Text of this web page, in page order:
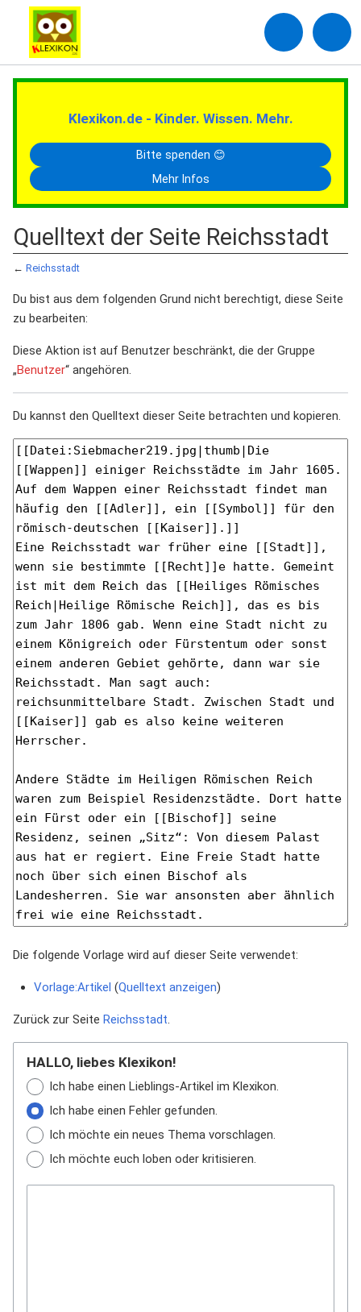
Klexikon.de - Kinder. Wissen. Mehr.
Bitte spenden 😊
Mehr Infos
Quelltext der Seite Reichsstadt
← Reichsstadt
Du bist aus dem folgenden Grund nicht berechtigt, diese Seite
zu bearbeiten:
Diese Aktion ist auf Benutzer beschränkt, die der Gruppe
„Benutzer“ angehören.
Du kannst den Quelltext dieser Seite betrachten und kopieren.
Die folgende Vorlage wird auf dieser Seite verwendet:
Vorlage:Artikel (Quelltext anzeigen)
Zurück zur Seite Reichsstadt.
HALLO, liebes Klexikon!
Ich habe einen Lieblings-Artikel im Klexikon.
Ich habe einen Fehler gefunden.
Ich möchte ein neues Thema vorschlagen.
Ich möchte euch loben oder kritisieren.